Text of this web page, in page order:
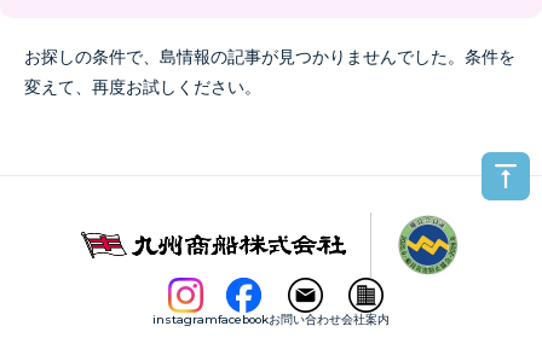
お探しの条件で、島情報の記事が見つかりませんでした。条件を
変えて、再度お試しください。
instagramfacebookお問い合わせ会社案内